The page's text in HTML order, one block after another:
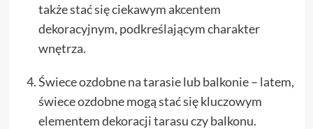
także stać się ciekawym akcentem
dekoracyjnym, podkreślającym charakter
wnętrza.
Świece ozdobne na tarasie lub balkonie – latem,
świece ozdobne mogą stać się kluczowym
elementem dekoracji tarasu czy balkonu.